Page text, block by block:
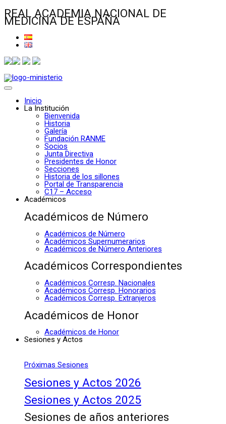
REAL ACADEMIA NACIONAL DE
MEDICINA DE ESPAÑA
Inicio
La Institución
Bienvenida
Historia
Galería
Fundación RANME
Socios
Junta Directiva
Presidentes de Honor
Secciones
Historia de los sillones
Portal de Transparencia
C17 – Acceso
Académicos
Académicos de Número
Académicos de Número
Académicos Supernumerarios
Académicos de Número Anteriores
Académicos Correspondientes
Académicos Corresp. Nacionales
Académicos Corresp. Honorarios
Académicos Corresp. Extranjeros
Académicos de Honor
Académicos de Honor
Sesiones y Actos
Próximas Sesiones
Sesiones y Actos 2026
Sesiones y Actos 2025
Sesiones de años anteriores